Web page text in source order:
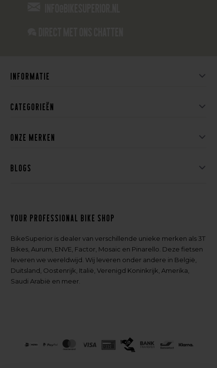
Informatie
Categorieën
Onze merken
Blogs
Your professional bike shop
BikeSuperior is dealer van verschillende unieke merken als 3T
Bikes, Aurum, ENVE, Factor, Mosaic en Pinarello. Deze fietsen
leveren we wereldwijd. Wij leveren onder andere in België,
Duitsland, Oostenrijk, Italië, Verenigd Koninkrijk, Amerika,
Saudi Arabië en meer.